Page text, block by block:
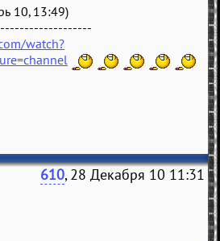
10, 13:49)
watch?
610, 28 Декабря 10 11:31